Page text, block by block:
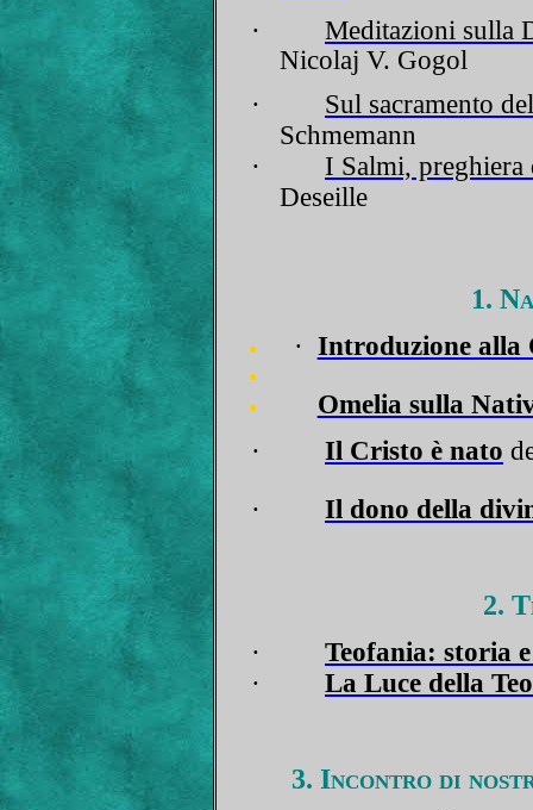
·
Meditazioni sulla
Nicolaj V. Gogol
·
Sul sacramento
Schmemann
·
I Salmi, preghiera
Deseille
1.
· Introduzione alla
Omelia sulla
·
Il Cristo è nato
·
Il dono della
2.
·
Teofania: storia
·
La Luce della
3. Incontro di